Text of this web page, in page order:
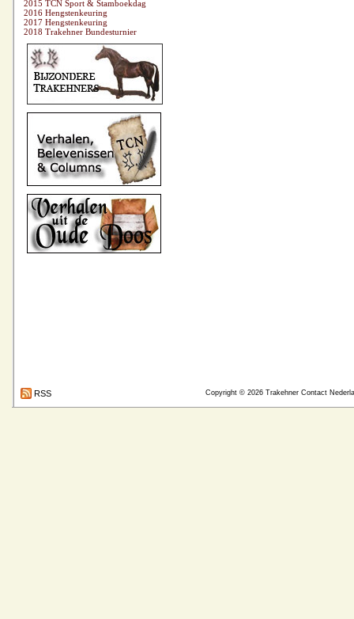
2015 TCN Sport & Stamboekdag
2016 Hengstenkeuring
2017 Hengstenkeuring
2018 Trakehner Bundesturnier
Copyright © 2026 Trakehner Contact
RSS